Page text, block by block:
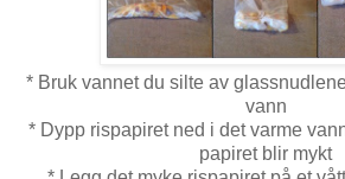
* Bruk vannet du silte av
vann
* Dypp rispapiret ned i det varme
papiret blir mykt